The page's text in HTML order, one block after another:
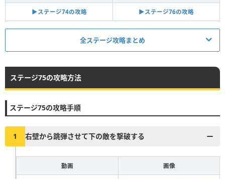
▶︎ステージ74の攻略 ▶︎ステージ76の攻略
全ステージ攻略まとめ
▶︎真昼の決闘とファストドロウの解説に戻る
11 12 13 14 15 16 17 18 19 20
21 22 23 24 25 26 27
43 48
ステージ75の攻略方法
ステージ75の攻略手順
1 右壁から跳弾させて下の敵を撃破する
動画 画像